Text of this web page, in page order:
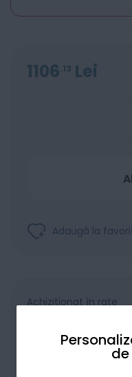
1106 13 Lei
Adaugă la
Achiziționat în rate